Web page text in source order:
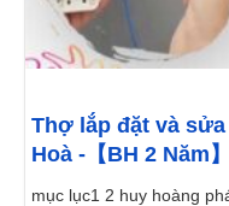
Thợ lắp đặt và
Hoà -【BH 2 Năm】
mục lục1 2 huy hoàng